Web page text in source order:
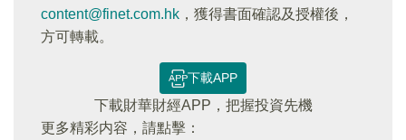
content@finet.com.hk ，獲得書面確認及授權後，
方可轉載。
下載APP
下載財華財經APP，把握投資先機
更多精彩内容，請點擊：